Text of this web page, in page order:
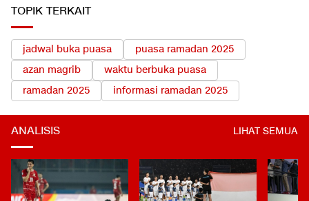
TOPIK TERKAIT
jadwal buka puasa
puasa ramadan 2025
azan magrib
waktu berbuka puasa
ramadan 2025
informasi ramadan 2025
ANALISIS LIHAT SEMUA